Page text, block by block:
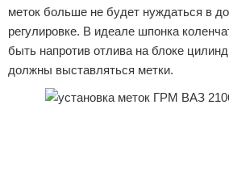
меток больше не будет нуждаться в
регулировке. В идеале шпонка
быть напротив отлива на блоке
должны выставляться метки.